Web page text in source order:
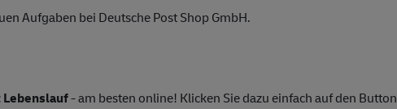
Aufgaben bei Deutsche Post Shop GmbH.
Lebenslauf- am besten online! Klicken Sie dazu einfach auf den Button